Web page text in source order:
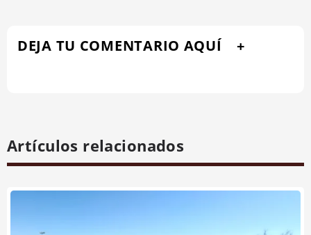
DEJA TU COMENTARIO AQUÍ
Artículos relacionados